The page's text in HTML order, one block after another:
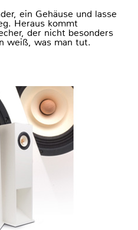
ein Gehäuse und lasse
Heraus kommt
der nicht besonders
weiß, was man tut.